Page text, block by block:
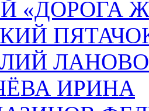
«ДОРОГА
ИРИНА